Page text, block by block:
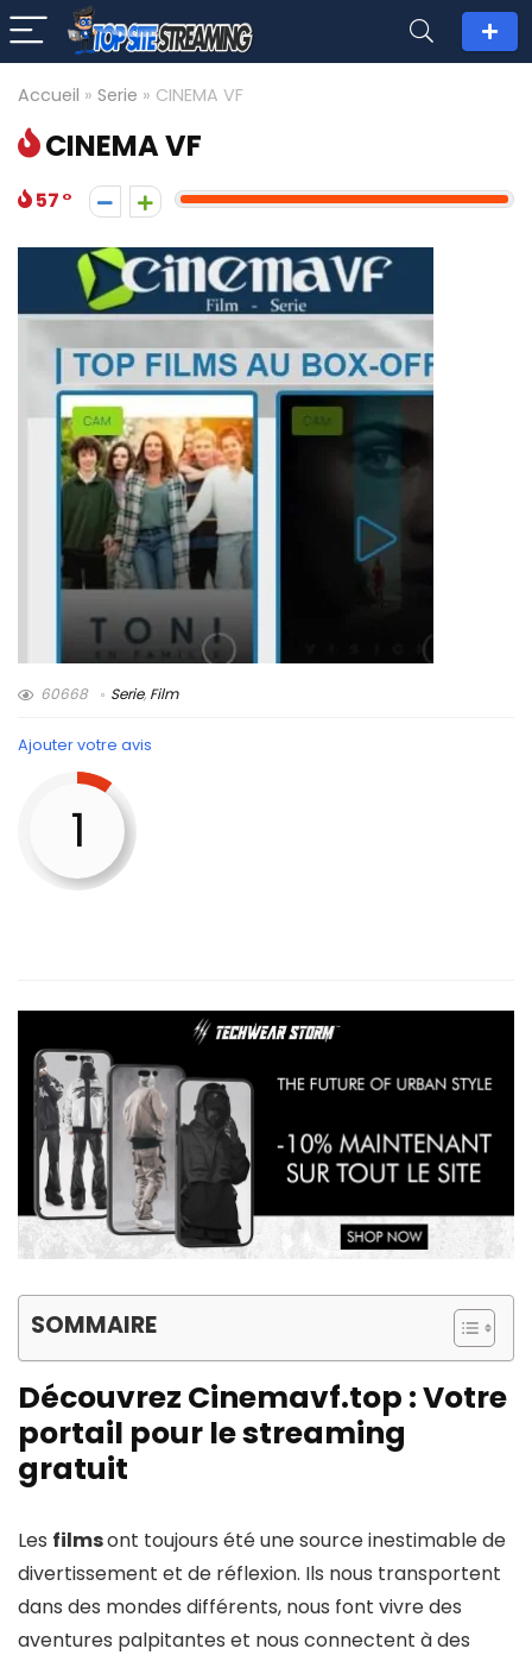
Accueil » Serie » CINEMA VF
CINEMA VF
57
60668 Serie, Film
Ajouter votre avis
1
SOMMAIRE
Découvrez Cinemavf.top : Votre
portail pour le streaming
gratuit
Les filmsont toujours été une source inestimable de
divertissement et de réflexion. Ils nous transportent
dans des mondes différents, nous font vivre des
aventures palpitantes et nous connectent à des